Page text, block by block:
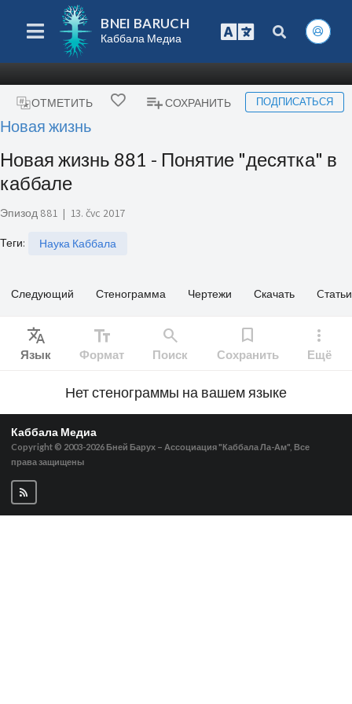
BNEI BARUCH
Каббала Медиа
ОТМЕТИТЬ СОХРАНИТЬ ПОДПИСАТЬСЯ
Новая жизнь
Новая жизнь 881 - Понятие "десятка" в
каббале
Эпизод 881 | 13. čvc 2017
Теги: Наука Каббала
Следующий Стенограмма Чертежи Скачать Cтатьи
Translate
Язык
text_fields
Формат
search
Поиск
bookmark
Сохранить
more_vert
Ещё
Нет стенограммы на вашем языке
Каббала Медиа
Copyright © 2003-2026 Бней Барух – Ассоциация "Каббала Ла-Ам", Все
права защищены